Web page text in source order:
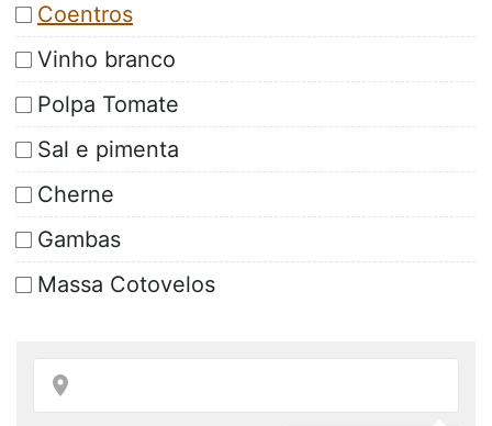
Coentros
Vinho branco
Polpa Tomate
Sal e pimenta
Cherne
Gambas
Massa Cotovelos